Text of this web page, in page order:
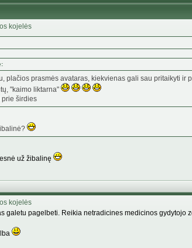
kojelės
plačios prasmės avataras, kiekvienas gali sau pritaikyti ir
"kaimo liktarna"
širdies
už žibalinę
kojelės
galetu pagelbeti. Reikia netradicines medicinos gydytojo